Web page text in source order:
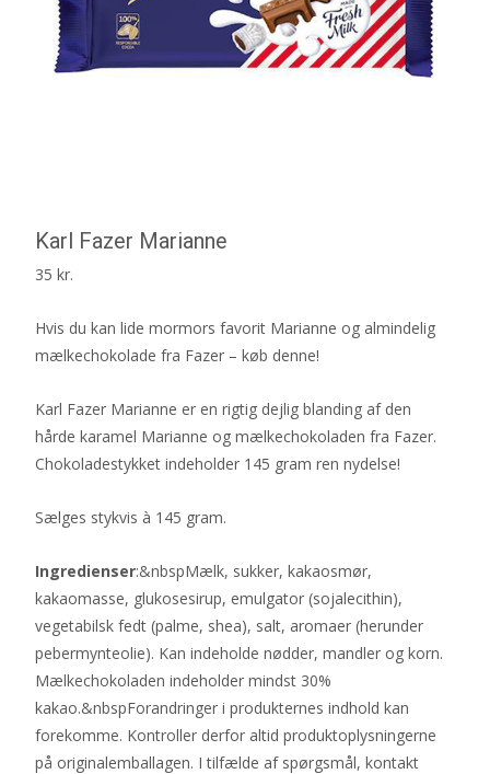
Karl Fazer Marianne
35 kr.
Hvis du kan lide mormors favorit Marianne og almindelig
mælkechokolade fra Fazer – køb denne!
Karl Fazer Marianne er en rigtig dejlig blanding af den
hårde karamel Marianne og mælkechokoladen fra Fazer.
Chokoladestykket indeholder 145 gram ren nydelse!
Sælges stykvis à 145 gram.
Ingredienser:&nbspMælk, sukker, kakaosmør,
kakaomasse, glukosesirup, emulgator (sojalecithin),
vegetabilsk fedt (palme, shea), salt, aromaer (herunder
pebermynteolie). Kan indeholde nødder, mandler og korn.
Mælkechokoladen indeholder mindst 30%
kakao.&nbspForandringer i produkternes indhold kan
forekomme. Kontroller derfor altid produktoplysningerne
på originalemballagen. I tilfælde af spørgsmål, kontakt